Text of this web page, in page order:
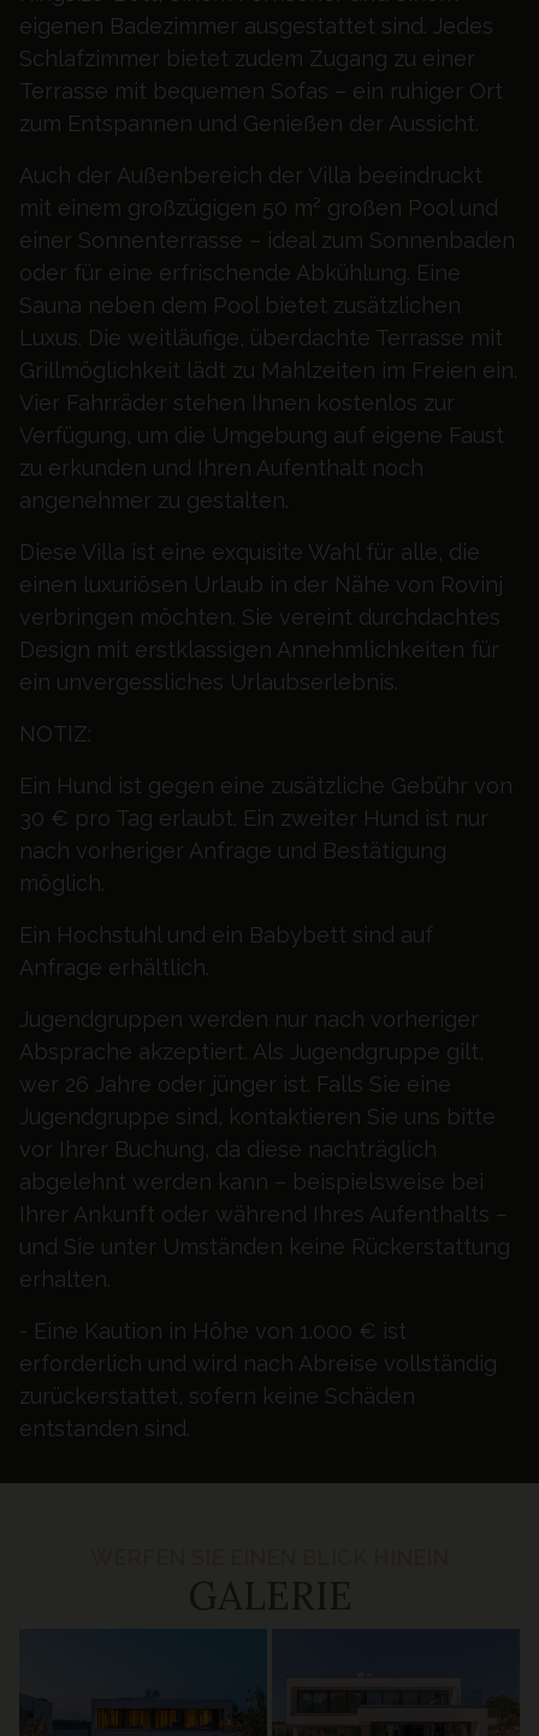
eigenen Badezimmer ausgestattet sind. Jedes
Schlafzimmer bietet zudem Zugang zu einer
Terrasse mit bequemen Sofas – ein ruhiger Ort
zum Entspannen und Genießen der Aussicht.
Auch der Außenbereich der Villa beeindruckt
mit einem großzügigen 50 m² großen Pool und
einer Sonnenterrasse – ideal zum Sonnenbaden
oder für eine erfrischende Abkühlung. Eine
Sauna neben dem Pool bietet zusätzlichen
Luxus. Die weitläufige, überdachte Terrasse mit
Grillmöglichkeit lädt zu Mahlzeiten im Freien ein.
Vier Fahrräder stehen Ihnen kostenlos zur
Verfügung, um die Umgebung auf eigene Faust
zu erkunden und Ihren Aufenthalt noch
angenehmer zu gestalten.
Diese Villa ist eine exquisite Wahl für alle, die
einen luxuriösen Urlaub in der Nähe von Rovinj
verbringen möchten. Sie vereint durchdachtes
Design mit erstklassigen Annehmlichkeiten für
ein unvergessliches Urlaubserlebnis.
NOTIZ:
Ein Hund ist gegen eine zusätzliche Gebühr von
30 € pro Tag erlaubt. Ein zweiter Hund ist nur
nach vorheriger Anfrage und Bestätigung
möglich.
Ein Hochstuhl und ein Babybett sind auf
Anfrage erhältlich.
Jugendgruppen werden nur nach vorheriger
Absprache akzeptiert. Als Jugendgruppe gilt,
wer 26 Jahre oder jünger ist. Falls Sie eine
Jugendgruppe sind, kontaktieren Sie uns bitte
vor Ihrer Buchung, da diese nachträglich
abgelehnt werden kann – beispielsweise bei
Ihrer Ankunft oder während Ihres Aufenthalts –
und Sie unter Umständen keine Rückerstattung
erhalten.
- Eine Kaution in Höhe von 1.000 € ist
erforderlich und wird nach Abreise vollständig
zurückerstattet, sofern keine Schäden
entstanden sind.